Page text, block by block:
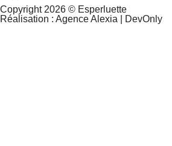
Copyright 2026 © Esperluette
Réalisation : Agence Alexia DevOnly